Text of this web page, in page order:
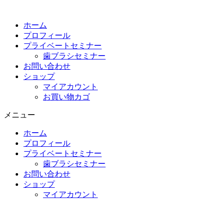
ホーム
プロフィール
プライベートセミナー
歯ブラシセミナー
お問い合わせ
ショップ
マイアカウント
お買い物カゴ
メニュー
ホーム
プロフィール
プライベートセミナー
歯ブラシセミナー
お問い合わせ
ショップ
マイアカウント